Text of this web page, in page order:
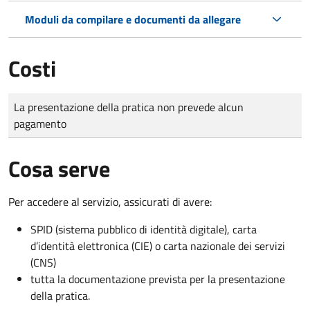
Moduli da compilare e documenti da allegare
Costi
Tipo di pagamento
Importo
La presentazione della pratica non prevede alcun
pagamento
Cosa serve
Per accedere al servizio, assicurati di avere:
SPID (sistema pubblico di identità digitale), carta
d’identità elettronica (CIE) o carta nazionale dei servizi
(CNS)
tutta la documentazione prevista per la presentazione
della pratica.